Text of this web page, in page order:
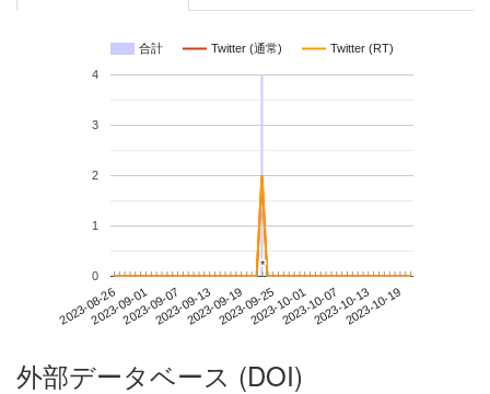
合計 Twitter (通常) Twitter (RT)
2023-08-262023-09-012023-09-072023-09-132023-09-192023-09-252023-10-012023-10-072023-10-132023-10-19
0
1
2
3
4
*
*
外部データベース (DOI)